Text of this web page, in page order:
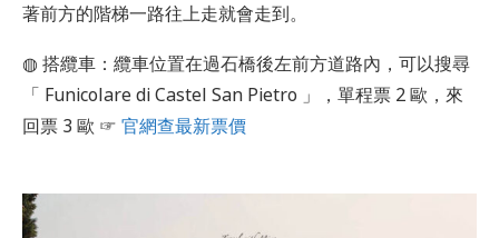
著前方的階梯一路往上走就會走到。
◍ 搭纜車：纜車位置在過石橋後左前方道路內，可以搜尋
「 Funicolare di Castel San Pietro 」，單程票 2 歐，來
回票 3 歐 ☞ 官網查最新票價